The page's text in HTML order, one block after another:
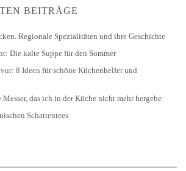
BEITRÄGE
Regionale Spezialitäten und ihre Geschichte
Die kalte Suppe für den Sommer
8 Ideen für schöne Küchenhelfer und
das ich in der Küche nicht mehr hergebe
Schattentees